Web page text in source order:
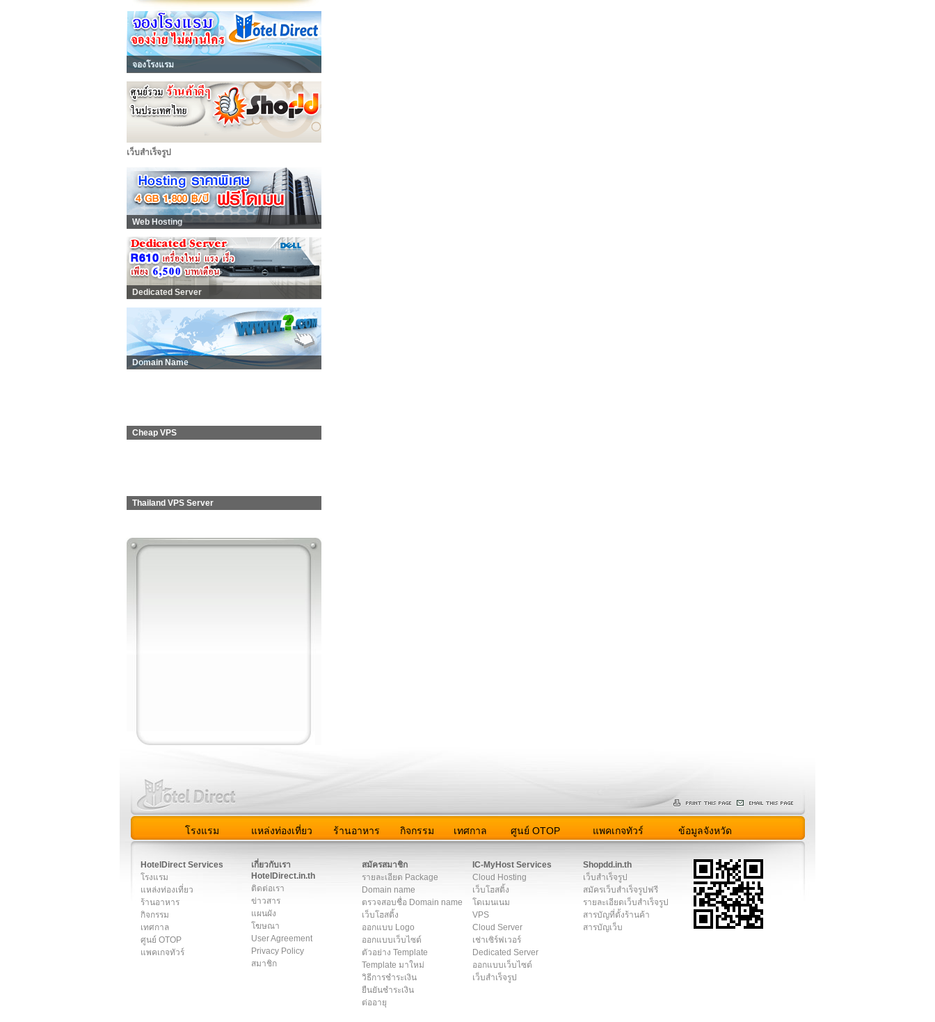
จองโรงแรม
เว็บสำเร็จรูป
Web Hosting
Dedicated Server
Domain Name
Cheap VPS
Thailand VPS Server
โรงแรม แหล่งท่องเที่ยว ร้านอาหาร กิจกรรม เทศกาล ศูนย์ OTOP แพคเกจทัวร์ ข้อมูลจังหวัด
HotelDirect Services
โรงแรม
แหล่งท่องเที่ยว
ร้านอาหาร
กิจกรรม
เทศกาล
ศูนย์ OTOP
แพคเกจทัวร์
เกี่ยวกับเรา
HotelDirect.in.th
ติดต่อเรา
ข่าวสาร
แผนผัง
โฆษณา
User Agreement
Privacy Policy
สมาชิก
สมัครสมาชิก
รายละเอียด Package
Domain name
ตรวจสอบชื่อ Domain name
เว็บโฮสติ้ง
ออกแบบ Logo
ออกแบบเว็บไซต์
ตัวอย่าง Template
Template มาใหม่
วิธีการชำระเงิน
ยืนยันชำระเงิน
ต่ออายุ
IC-MyHost Services
Cloud Hosting
เว็บโฮสติ้ง
โดเมนเนม
VPS
Cloud Server
เช่าเซิร์ฟเวอร์
Dedicated Server
ออกแบบเว็บไซต์
เว็บสำเร็จรูป
Shopdd.in.th
เว็บสำเร็จรูป
สมัครเว็บสำเร็จรูปฟรี
รายละเอียดเว็บสำเร็จรูป
สารบัญที่ตั้งร้านค้า
สารบัญเว็บ